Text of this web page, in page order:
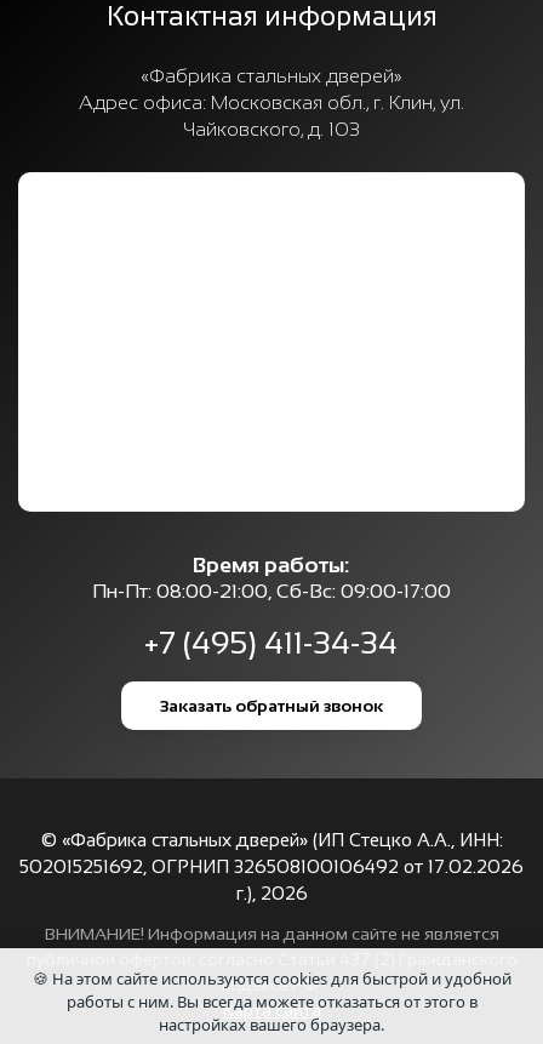
Контактная информация
«Фабрика стальных дверей»
Адрес офиса: Московская обл., г. Клин, ул.
Чайковского, д. 103
Время работы:
Пн-Пт: 08:00-21:00, Сб-Вс: 09:00-17:00
+7 (495) 411-34-34
Заказать обратный звонок
© «Фабрика стальных дверей» (ИП Стецко А.А., ИНН:
502015251692, ОГРНИП 326508100106492 от 17.02.2026
г.), 2026
ВНИМАНИЕ! Информация на данном сайте не является
кодекса РФ.
Карта сайта
🍪 На этом сайте используются cookies для быстрой и удобной
работы с ним. Вы всегда можете отказаться от этого в
настройках вашего браузера.